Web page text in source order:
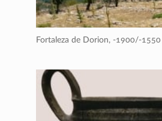
Fortaleza de Dorion, -1900/-1550